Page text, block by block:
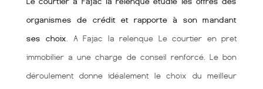
organismes de crédit et rapporte à son mandant
ses choix . A Fajac la relenque Le courtier en pret
immobilier a une charge de conseil renforcé. Le bon
déroulement donne idéalement le choix du meilleur